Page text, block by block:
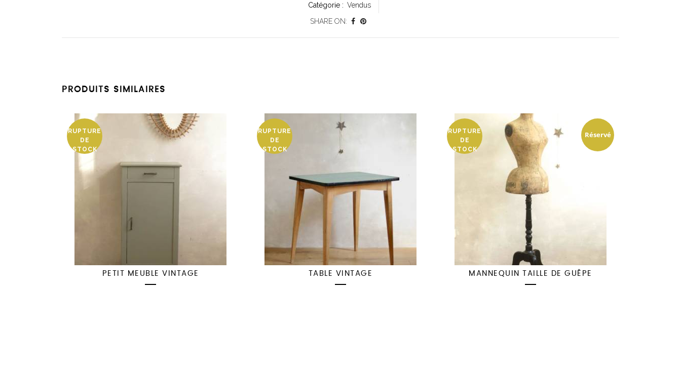
Catégorie : Vendus
SHARE ON:
PRODUITS SIMILAIRES
RUPTURE
DE
STOCK
PETIT MEUBLE VINTAGE
RUPTURE
DE
STOCK
TABLE VINTAGE
Réservé
RUPTURE
DE
STOCK
MANNEQUIN TAILLE DE GUÊPE